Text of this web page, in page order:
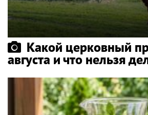
Какой церковный
августа и что нельзя